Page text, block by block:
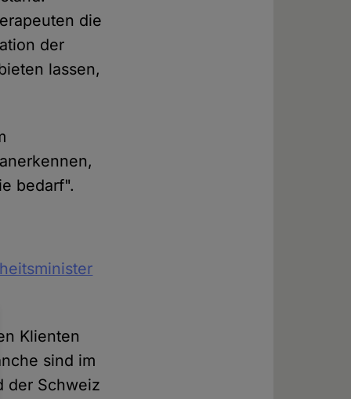
die
der
lassen,
bedarf".
Klienten
sind im
der Schweiz